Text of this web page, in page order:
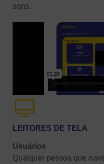
sons.
LEITORES DE TELA
Usuários
Qualquer pessoa que